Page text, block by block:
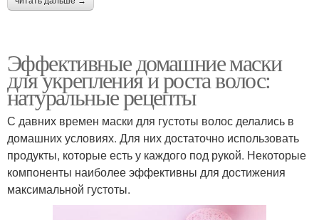
Эффективные домашние маски
для укрепления и роста волос:
натуральные рецепты
С давних времен маски для густоты волос делались в
домашних условиях. Для них достаточно использовать
продукты, которые есть у каждого под рукой. Некоторые
компоненты наиболее эффективны для достижения
максимальной густоты.